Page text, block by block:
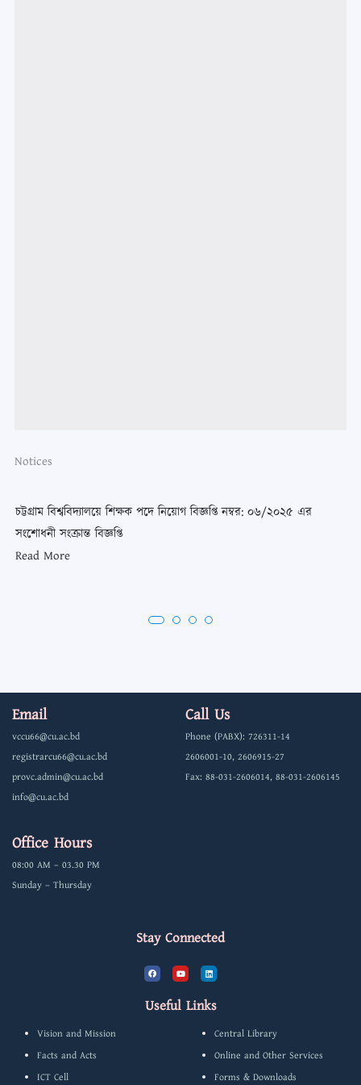
Notices
চট্টগ্রাম বিশ্ববিদ্যালয়ে শিক্ষক পদে নিয়োগ বিজ্ঞপ্তি নম্বর: ০৬/২০২৫ এর
সংশোধনী সংক্রান্ত বিজ্ঞপ্তি
Read More
Email
vccu66@cu.ac.bd
registrarcu66@cu.ac.bd
provc.admin@cu.ac.bd
info@cu.ac.bd
Call Us
Phone (PABX): 726311-14
2606001-10, 2606915-27
Fax: 88-031-2606014, 88-031-2606145
Office Hours
08:00 AM – 03.30 PM
Sunday – Thursday
Stay Connected
F
a
c
b
o
Y
o
u
u
b
L
i
n
d
Useful Links
Vision and Mission
Facts and Acts
ICT Cell
Central Library
Online and Other Services
Forms & Downloads